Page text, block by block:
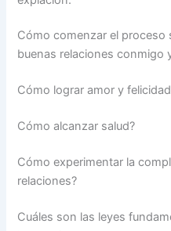
Cómo comenzar el proceso
buenas relaciones conmigo
Cómo lograr amor y
Cómo alcanzar salud?
Cómo experimentar la
relaciones?
Cuáles son las leyes